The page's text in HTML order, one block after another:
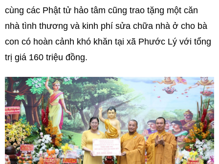
cùng các Phật tử hảo tâm cũng trao tặng một căn
nhà tình thương và kinh phí sửa chữa nhà ở cho bà
con có hoàn cảnh khó khăn tại xã Phước Lý với tổng
trị giá 160 triệu đồng.